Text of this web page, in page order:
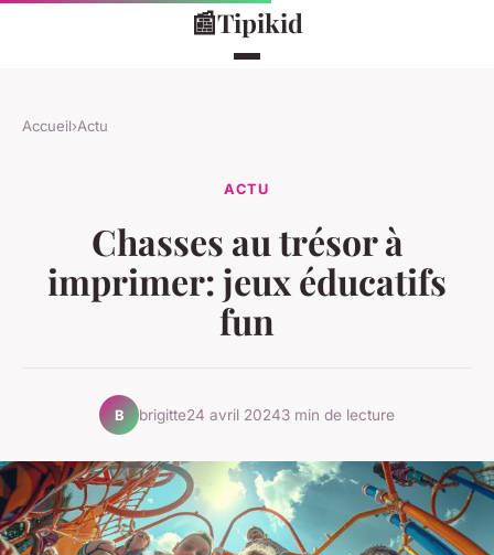
📰Tipikid
Accueil›Actu
ACTU
Chasses au trésor à
imprimer: jeux éducatifs
fun
B brigitte24 avril 20243 min de lecture